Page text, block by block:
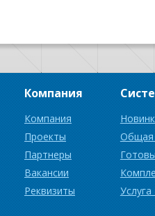
Компания
Компания
Проекты
Партнеры
Вакансии
Реквизиты
Общая